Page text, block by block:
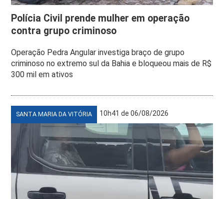
Polícia Civil prende mulher em operação
contra grupo criminoso
Operação Pedra Angular investiga braço de grupo
criminoso no extremo sul da Bahia e bloqueou mais de R$
300 mil em ativos
SANTA MARIA DA VITÓRIA 10h41 de 06/08/2026